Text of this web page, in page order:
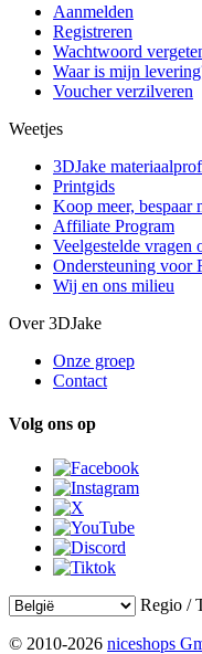
Aanmelden
Registreren
Wachtwoord
Waar is mijn
Voucher verzilveren
Weetjes
3DJake
Printgids
Koop meer, bespaar
Affiliate Program
Veelgestelde vragen
Ondersteuning voor
Wij en ons milieu
Over 3DJake
Onze groep
Contact
Volg ons op
Regio /
© 2010-2026 niceshops